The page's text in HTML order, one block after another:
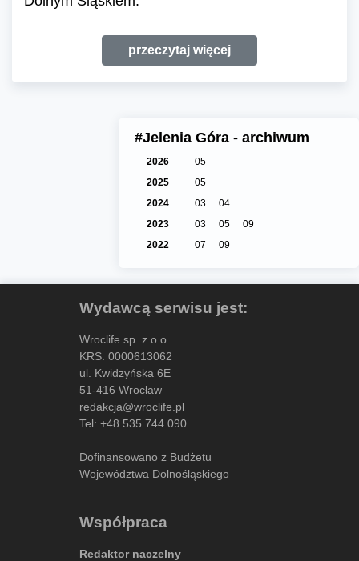
przeczytaj więcej
#Jelenia Góra - archiwum
2026
05
2025
05
2024
03
04
2023
03 05
09
2022
07 09
Wydawcą serwisu jest:
Wroclife sp. z o.o.
KRS: 0000613062
ul. Kwidzyńska 6E
51-416 Wrocław
redakcja@wroclife.pl
Tel: +48 535 744 090
Dofinansowano z Budżetu
Województwa Dolnośląskiego
Współpraca
Redaktor naczelny